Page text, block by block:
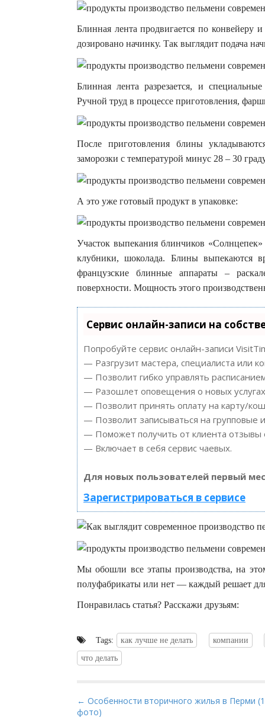
Блинная лента продвигается по
дозировано начинку. Так выглядит подача
Блинная лента разрезается, и
Ручной труд в процессе приготовления,
После приготовления блины
заморозки с температурой минус 28 – 30
А это уже готовый продукт в упаковке:
Участок выпекания блинчиков
клубники, шоколада. Блины выпекаются
французские блинные аппараты –
поверхности. Мощность этого
Сервис онлайн-записи на
Попробуйте сервис онлайн-записи
— Разгрузит мастера, специалиста или
— Позволит гибко управлять
— Разошлет оповещения о новых
— Позволит принять оплату на карту/
— Позволит записываться на групповые
— Поможет получить от клиента отзывы
— Включает в себя сервис чаевых.
Для новых пользователей первый
Зарегистрироваться в сервисе
Мы обошли все этапы производства, на
полуфабрикаты или нет — каждый решает
Понравилась статья? Расскажи друзьям:
Tags: как лучше не делать
компании
что делать
P
← Особенности вторичного жилья в Перми (1
фото)